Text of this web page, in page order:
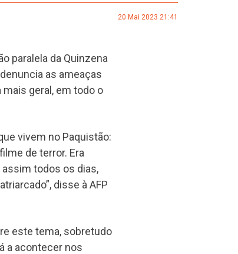
20 Mai 2023 21:41
paralela da Quinzena
as ameaças
geral, em todo o
vivem no Paquistão:
de terror. Era
todos os dias,
disse à AFP
este tema, sobretudo
a acontecer nos